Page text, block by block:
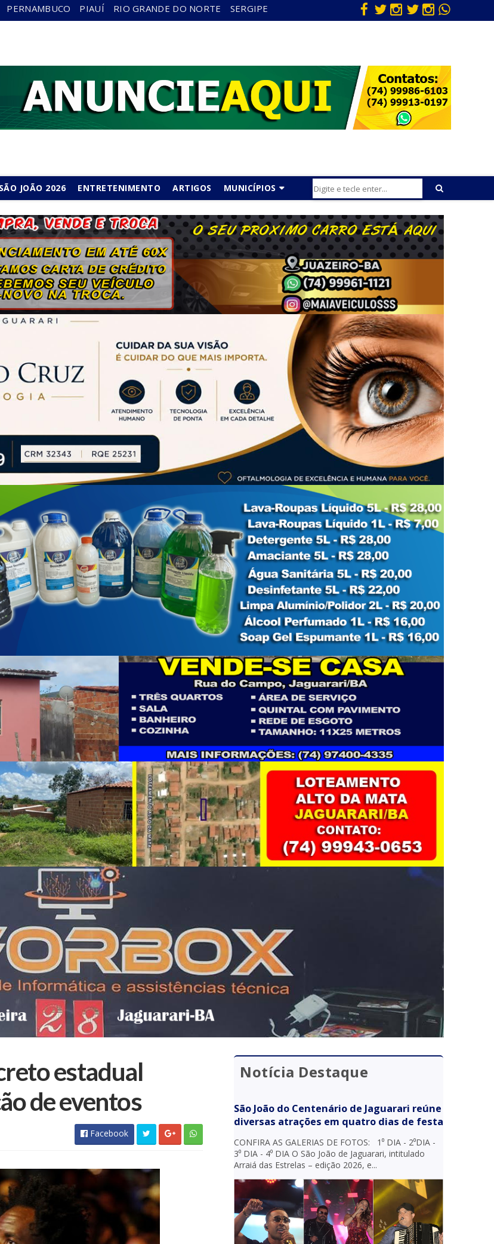
PERNAMBUCO PIAUÍ RIO GRANDE DO NORTE SERGIPE
SÃO JOÃO 2026 ENTRETENIMENTO ARTIGOS MUNICÍPIOS
estadual
de eventos
Facebook
Notícia Destaque
São João do Centenário de Jaguarari reúne
diversas atrações em quatro dias de festa
CONFIRA AS GALERIAS DE FOTOS: 1⁰ DIA - 2⁰DIA -
3⁰ DIA - 4⁰ DIA O São João de Jaguarari, intitulado
Arraiá das Estrelas – edição 2026, e...